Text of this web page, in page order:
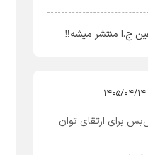
ج.ا منتشر میشه‼️
برای ارتقای توان